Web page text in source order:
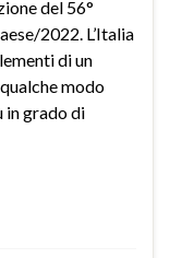
del 56°
2022. L’Italia
di un
modo
in grado di